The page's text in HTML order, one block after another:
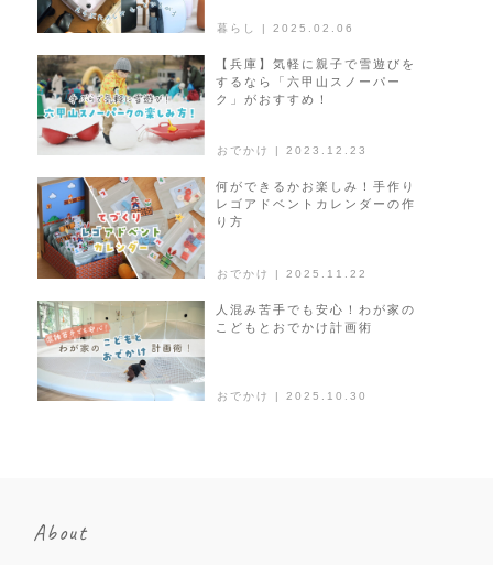
暮らし | 2025.02.06
おでかけ | 2023.12.23
【兵庫】気軽に親子で雪遊びを
するなら「六甲山スノーパー
ク」がおすすめ！
おでかけ | 2025.11.22
何ができるかお楽しみ！手作り
レゴアドベントカレンダーの作
り方
おでかけ | 2025.10.30
人混み苦手でも安心！わが家の
こどもとおでかけ計画術
About